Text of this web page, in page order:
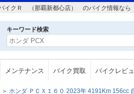
イクＲ （那覇新都心店） のバイク情報なら
キーワード検索
メンテナンス バイク買取 バイクレビ
＞ ホンダ ＰＣＸ１６０ 2023年 4191Km 156cc